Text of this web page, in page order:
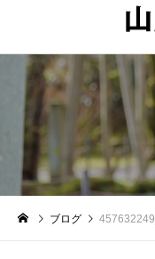
ブログ